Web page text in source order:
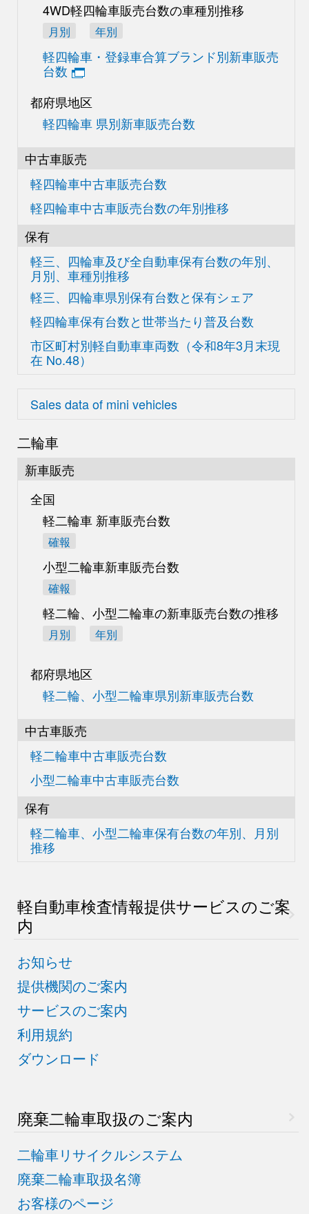
4WD軽四輪車販売台数の車種別推移
月別 年別
軽四輪車・登録車合算ブランド別新車販売
台数
都府県地区
軽四輪車 県別新車販売台数
中古車販売
軽四輪車中古車販売台数
軽四輪車中古車販売台数の年別推移
保有
軽三、四輪車及び全自動車保有台数の年別、
月別、車種別推移
軽三、四輪車県別保有台数と保有シェア
軽四輪車保有台数と世帯当たり普及台数
市区町村別軽自動車車両数 （令和8年3月末現
在 No.48）
Sales data of mini vehicles
二輪車
新車販売
全国
軽二輪車 新車販売台数
確報
小型二輪車新車販売台数
確報
軽二輪、小型二輪車の新車販売台数の推移
月別 年別
都府県地区
軽二輪、小型二輪車県別新車販売台数
中古車販売
軽二輪車中古車販売台数
小型二輪車中古車販売台数
保有
軽二輪車、小型二輪車保有台数の年別、月別
推移
軽自動車検査情報提供サービスのご案
内
お知らせ
提供機関のご案内
サービスのご案内
利用規約
ダウンロード
廃棄二輪車取扱のご案内
二輪車リサイクルシステム
廃棄二輪車取扱名簿
お客様のページ